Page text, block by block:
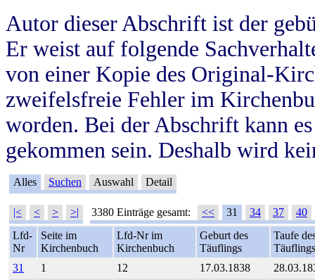
Autor dieser Abschrift ist der
Er weist auf folgende
von einer Kopie des Original-
zweifelsfreie Fehler im
worden. Bei der Abschrift kann
gekommen sein. Deshalb wird
Alles Suchen Auswahl Detail
|< < > >| 3380 Einträge gesamt: << 31 34 37
40
Lfd-
Nr
Seite im
Kirchenbuch
Lfd-Nr im
Kirchenbuch
Geburt des
Täuflings
Taufe
Täuflings
31
1 12 17.03.1838